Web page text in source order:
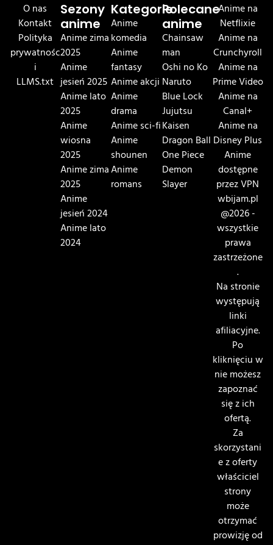
O nas
Kontakt
Polityka
prywatnośc
i
LLMS.txt
Sezony
anime
Anime zima
2025
Anime
jesień 2025
Anime lato
2025
Anime
wiosna
2025
Anime zima
2025
Anime
jesień 2024
Anime lato
2024
Kategorie
Anime
komedia
Anime
fantasy
Anime akcji
Anime
drama
Anime sci-fi
Anime
shounen
Anime
romans
Polecane
anime
Chainsaw
man
Oshi no Ko
Naruto
Blue Lock
Jujutsu
Kaisen
Dragon Ball
One Piece
Demon
Slayer
Anime na
Netflixie
Anime na
Crunchyroll
Anime na
Prime Video
Anime na
Canal+
Anime na
Disney Plus
Anime
dostępne
przez VPN
wbijam.pl
@2026 -
wszystkie
prawa
zastrzeżone
.
Na stronie
występują
linki
afiliacyjne.
Po
kliknięciu w
nie możesz
zapoznać
się z ich
ofertą.
Za
skorzystani
e z oferty
właściciel
strony
może
otrzymać
prowizję od